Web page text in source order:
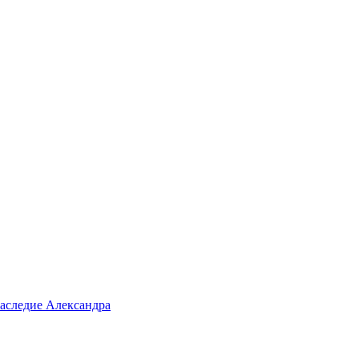
Александра